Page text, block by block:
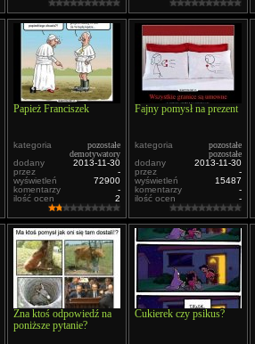
Papież Franciszek
kategoria
pozostałe
demotywatory
dodany
2013-11-30
przez
-
wyświetleń
72900
komentarzy
-
ilość ocen
2
Fajny pomysł na prezent
kategoria
pozostałe
pozostałe
dodany
2013-11-30
przez
-
wyświetleń
15487
komentarzy
-
ilość ocen
-
Zna ktoś odpowiedź na
poniższe pytanie?
Cukierek czy psikus?